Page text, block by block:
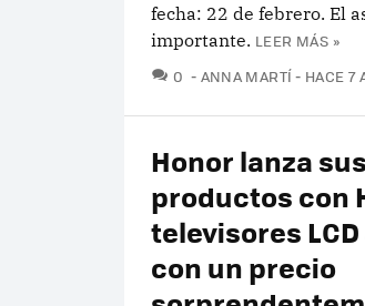
fecha: 22 de febrero. El
importante. LEER MÁS »
0 COMENTARIOS
ANNA MARTÍ HACE 7
Honor lanza
productos con
televisores LCD
con un precio